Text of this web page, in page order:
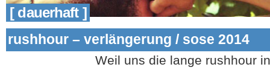
[ dauerhaft ]
rushhour – verlängerung / sose 2014
Weil uns die lange rushhour